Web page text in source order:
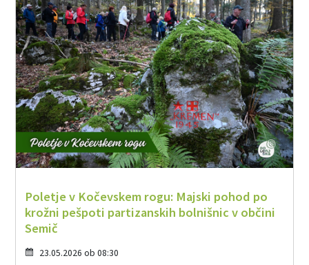
Poletje v Kočevskem rogu: Majski pohod po
krožni pešpoti partizanskih bolnišnic v občini
Semič
23.05.2026 ob 08:30